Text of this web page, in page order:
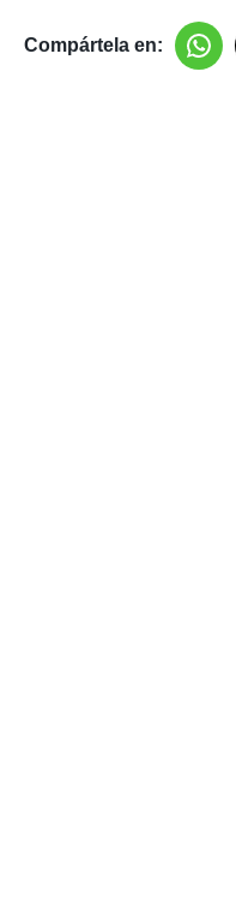
Compártela en: